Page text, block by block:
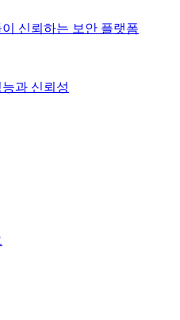
신뢰하는 보안 플랫폼
과 신뢰성